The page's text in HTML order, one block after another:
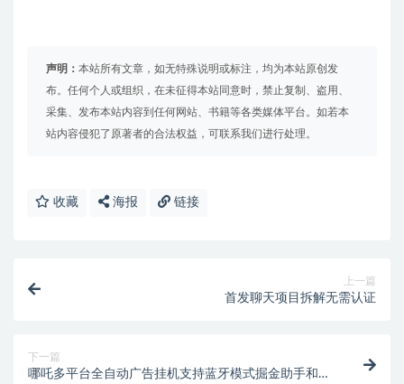
声明： 本站所有文章，如无特殊说明或标注，均为本站原创发
布。任何个人或组织，在未征得本站同意时，禁止复制、盗用、
采集、发布本站内容到任何网站、书籍等各类媒体平台。如若本
站内容侵犯了原著者的合法权益，可联系我们进行处理。
收藏 海报 链接
上一篇
首发聊天项目拆解无需认证
下一篇
哪吒多平台全自动广告挂机支持蓝牙模式掘金助手和使